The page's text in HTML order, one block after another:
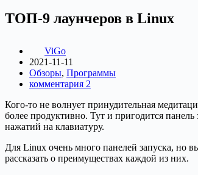
ТОП-9 лаунчеров в Linux
ViGo
2021-11-11
Обзоры, Программы
комментария 2
Кого-то не волнует принудительная
более продуктивно. Тут и пригодится
нажатий на клавиатуру.
Для Linux очень много панелей запуска, но
рассказать о преимуществах каждой из них.